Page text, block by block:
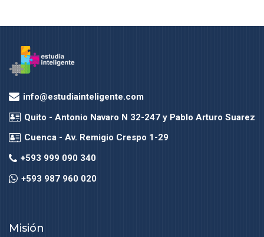
Anterior
Simulador Examen de Admisión USFQ
Siguiente
info@estudiainteligente.com
Quito - Antonio Navaro N 32-247 y Pablo Arturo Suarez
Cuenca - Av. Remigio Crespo 1-29
+593 999 090 340
+593 987 960 020
Misión